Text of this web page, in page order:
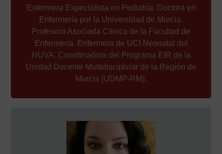
Enfermera Especialista en Pediatría. Doctora en
Enfermería por la Universidad de Murcia.
Profesora Asociada Clínica de la Facultad de
Enfermería. Enfermera de UCI Neonatal del
HUVA. Coordinadora del Programa EIR de la
Unidad Docente Multidisciplinar de la Región de
Murcia (UDMP-RM).